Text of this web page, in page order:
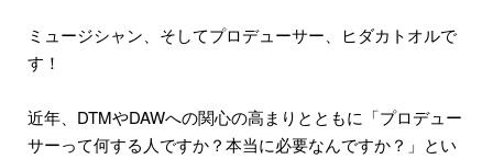
ミュージシャン、そしてプロデューサー、ヒダカトオルで
す！
近年、DTMやDAWへの関心の高まりとともに「プロデュー
サーって何する人ですか？本当に必要なんですか？」とい